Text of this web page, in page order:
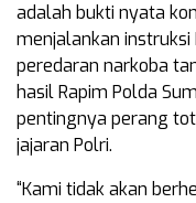
adalah bukti nyata
menjalankan
peredaran narkoba
hasil Rapim Polda
pentingnya perang
jajaran Polri.
“Kami tidak akan